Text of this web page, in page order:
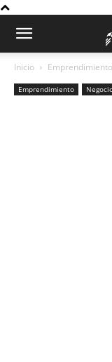
Inicio Emprendimiento
Emprendimiento